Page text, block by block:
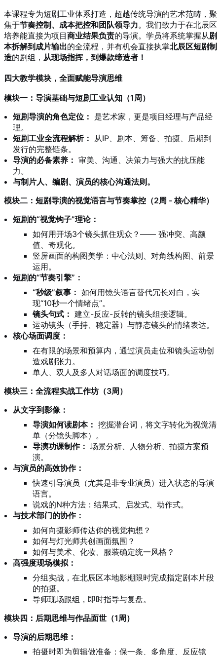
本课程专为短剧工业体系打造，超越传统导演的艺术范畴，聚
焦于节奏控制、成本把控和团队领导力。我们致力于在北辰区
培养能直接为项目商业结果负责的导演。学员将系统掌握从剧
本拆解到成片输出的全流程，并有机会直接执掌北辰区短剧制
造的剧组， 从现场指挥，到爆款缔造者！
四大教学模块，全面赋能导演思维
模块一：导演基础与短剧工业认知（1周）
短剧导演的角色定位： 是艺术家，更是项目经理与产品经
理。
短剧工业全流程解析： 从IP、剧本、筹备、拍摄、后期到
发行的完整链条。
导演的必备素养： 审美、沟通、决策力与强大的抗压能
力。
与制片人、编剧、演员的核心沟通法则。
模块二：短剧导演的视觉语言与节奏掌控（2周 - 核心精华）
短剧的“视觉钩子”理论：
如何用开场3个镜头抓住观众？—— 强冲突、高颜
值、奇观化。
竖屏画面的构图美学：中心法则、对角线构图、前景
运用。
短剧的“节奏引擎”：
“秒级”叙事： 如何用镜头语言替代冗长对白，实
现“10秒一个情绪点”。
镜头句式： 建立-反应-反转的镜头组接逻辑。
运动镜头（手持、稳定器）与静态镜头的情绪表达。
核心场面调度：
在有限的场景和预算内，通过演员走位和镜头运动创
造戏剧张力。
单人、双人及多人对话场面的调度技巧。
模块三：全流程实战工作坊（3周）
从文字到影像：
导演如何读剧本： 挖掘潜台词，将文字转化为视觉清
单（分镜头脚本）。
导演功课制作： 场景分析、人物分析、拍摄方案预
演。
与演员的高效协作：
快速引导演员（尤其是非专业演员）进入状态的导演
语言。
说戏的N种方法：结果式、启发式、动作式。
与技术部门的协作：
如何向摄影师传达你的视觉构想？
如何与灯光师共创画面氛围？
如何与美术、化妆、服装确定统一风格？
高强度现场模拟：
分组实战，在北辰区本地影棚限时完成指定剧本片段
的拍摄。
导师现场跟组，即时指导与复盘。
模块四：后期思维与作品面世（1周）
导演的后期思维：
拍摄时即为剪辑做准备：保一条、多角度、反应镜